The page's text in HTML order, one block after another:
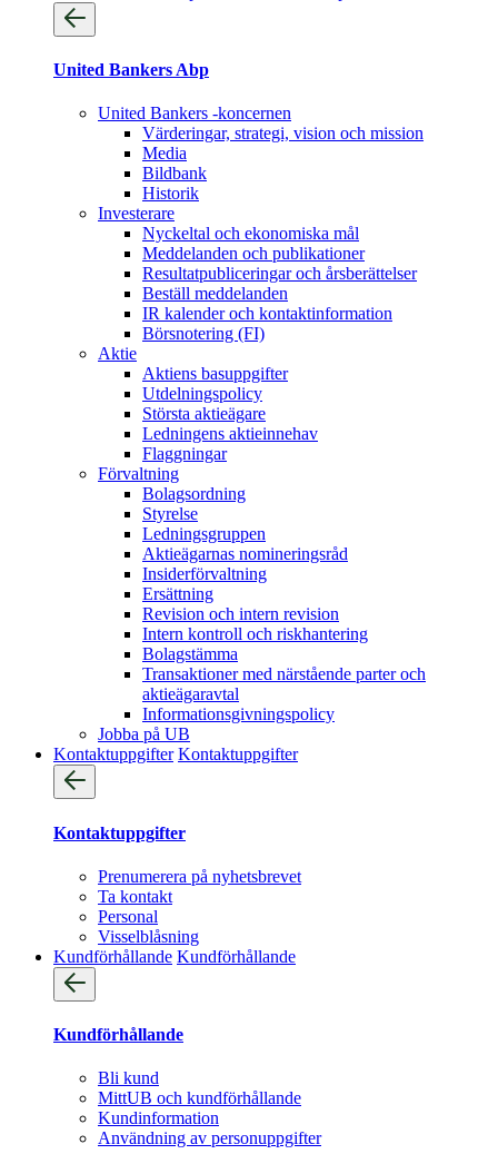
United Bankers Abp
United Bankers -koncernen
Värderingar, strategi, vision och mission
Media
Bildbank
Historik
Investerare
Nyckeltal och ekonomiska mål
Meddelanden och publikationer
Resultatpubliceringar och årsberättelser
Beställ meddelanden
IR kalender och kontaktinformation
Börsnotering (FI)
Aktie
Aktiens basuppgifter
Utdelningspolicy
Största aktieägare
Ledningens aktieinnehav
Flaggningar
Förvaltning
Bolagsordning
Styrelse
Ledningsgruppen
Aktieägarnas nomineringsråd
Insiderförvaltning
Ersättning
Revision och intern revision
Intern kontroll och riskhantering
Bolagstämma
Transaktioner med närstående parter och
aktieägaravtal
Informationsgivningspolicy
Jobba på UB
Kontaktuppgifter Kontaktuppgifter
Kontaktuppgifter
Prenumerera på nyhetsbrevet
Ta kontakt
Personal
Visselblåsning
Kundförhållande Kundförhållande
Kundförhållande
Bli kund
MittUB och kundförhållande
Kundinformation
Användning av personuppgifter